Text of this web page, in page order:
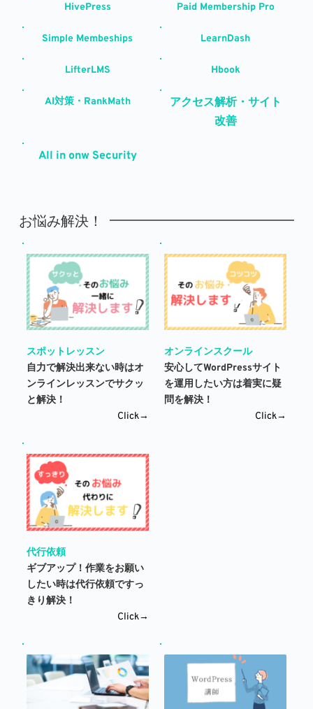
HivePress Paid Membership Pro
Simple Membeships LearnDash
LifterLMS Hbook
AI対策・RankMath
アクセス解析・サイト
改善
All in onw Security
お悩み解決！
スポットレッスン
自力で解決出来ない時はオ
ンラインレッスンでサクッ
と解決！
Click→
オンラインスクール
安心してWordPressサイト
を運用したい方は着実に疑
問を解決！
Click→
代行依頼
ギブアップ！作業をお願い
したい時は代行依頼ですっ
きり解決！
Click→